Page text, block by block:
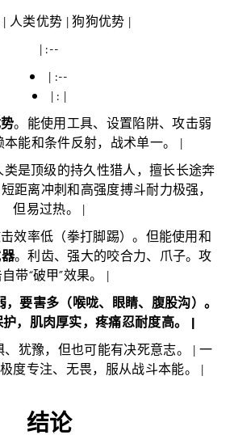
| 人类优势 | 狗狗优势 |
| :--
| :--
| : |
。能使用工具、设置陷阱、攻击弱
本能和条件反射，战术单一。 |
类是顶级的持久性猎人，擅长长途奔
距离冲刺和高强度搏斗耐力极强，
但易过热。 |
效率低（拳打脚踢）。但能使用和
。利齿、强大的咬合力、爪子。攻
带“破甲”效果。 |
，要害多（喉咙、眼睛、腹股沟）。
，肌肉厚实，疼痛忍耐度高。 |
犹豫，但也可能有决死意志。 | 一
度专注、无畏，服从战斗本能。 |
结论